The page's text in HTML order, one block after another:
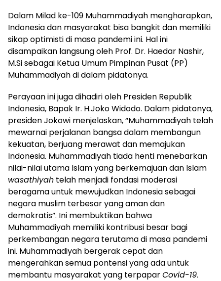
Dalam Milad ke-109 Muhammadiyah mengharapkan,
Indonesia dan masyarakat bisa bangkit dan memiliki
sikap optimisti di masa pandemi ini. Hal ini
disampaikan langsung oleh Prof. Dr. Haedar Nashir,
M.Si sebagai Ketua Umum Pimpinan Pusat (PP)
Muhammadiyah di dalam pidatonya.
Perayaan ini juga dihadiri oleh Presiden Republik
Indonesia, Bapak Ir. H.Joko Widodo. Dalam pidatonya,
presiden Jokowi menjelaskan, “Muhammadiyah telah
mewarnai perjalanan bangsa dalam membangun
kekuatan, berjuang merawat dan memajukan
Indonesia. Muhammadiyah tiada henti menebarkan
nilai-nilai utama Islam yang berkemajuan dan Islam
wasathiyah telah menjadi fondasi moderasi
beragama untuk mewujudkan Indonesia sebagai
negara muslim terbesar yang aman dan
demokratis”. Ini membuktikan bahwa
Muhammadiyah memiliki kontribusi besar bagi
perkembangan negara terutama di masa pandemi
ini. Muhammadiyah bergerak cepat dan
mengerahkan semua pontensi yang ada untuk
membantu masyarakat yang terpaparCovid-19.